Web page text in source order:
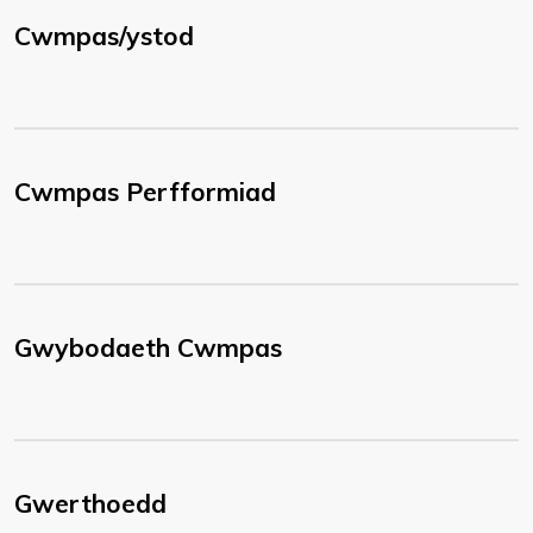
Cwmpas/ystod
Cwmpas Perfformiad
Gwybodaeth Cwmpas
Gwerthoedd